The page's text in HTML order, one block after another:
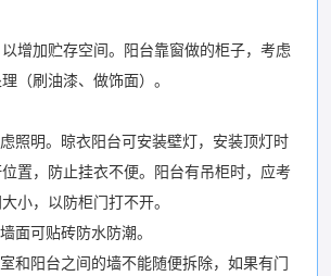
增加贮存空间。阳台靠窗做的柜子，考虑
（刷油漆、做饰面）。
照明。晾衣阳台可安装壁灯，安装顶灯时
置，防止挂衣不便。阳台有吊柜时，应考
小，以防柜门打不开。
面可贴砖防水防潮。
和阳台之间的墙不能随便拆除，如果有门